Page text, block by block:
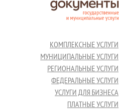
КОМПЛЕКСНЫЕ УСЛУГИ
МУНИЦИПАЛЬНЫЕ УСЛУГИ
РЕГИОНАЛЬНЫЕ УСЛУГИ
ФЕДЕРАЛЬНЫЕ УСЛУГИ
УСЛУГИ ДЛЯ БИЗНЕСА
ПЛАТНЫЕ УСЛУГИ